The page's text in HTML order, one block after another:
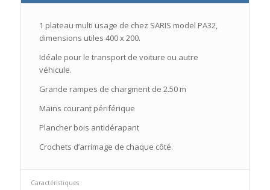
1 plateau multi usage de chez SARIS model PA32,
dimensions utiles 400 x 200.
Idéale pour le transport de voiture ou autre
véhicule.
Grande rampes de chargment de 2.50 m
Mains courant périférique
Plancher bois antidérapant
Crochets d’arrimage de chaque côté.
Caractéristiques